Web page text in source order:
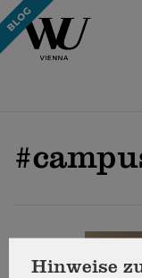
Hinweise